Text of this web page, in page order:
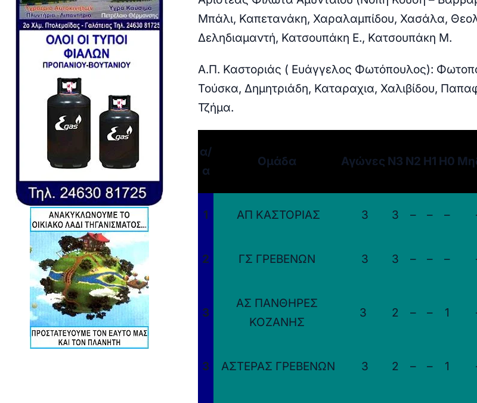
Μπάλι, Καπετανάκη, Χαραλαμπίδου, Χασάλα,
Δεληδιαμαντή, Κατσουπάκη Ε., Κατσουπάκη Μ.
Α.Π. Καστοριάς ( Ευάγγελος Φωτόπουλος):
Τούσκα, Δημητριάδη, Καταραχια, Χαλιβίδου,
Τζήμα.
α/
α
Ομάδα Αγώνες Ν3 Ν2 Η1 Η0
1 ΑΠ ΚΑΣΤΟΡΙΑΣ 3 3 – – –
2 ΓΣ ΓΡΕΒΕΝΩΝ 3 3 – – –
3
ΑΣ ΠΑΝΘΗΡΕΣ
ΚΟΖΑΝΗΣ
3 2 – – 1
3 ΑΣΤΕΡΑΣ ΓΡΕΒΕΝΩΝ 3 2 – – 1